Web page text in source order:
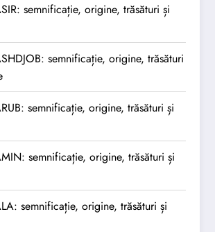
semnificație, origine, trăsături și
semnificație, origine, trăsături
semnificație, origine, trăsături și
semnificație, origine, trăsături și
semnificație, origine, trăsături și